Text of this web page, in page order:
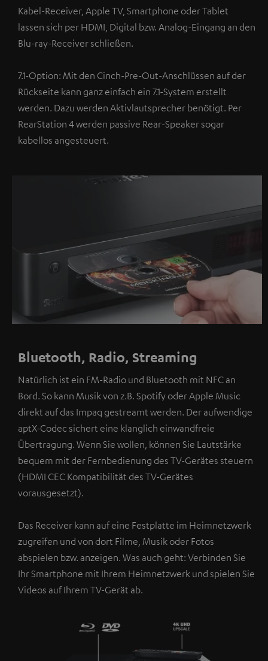
Kabel-Receiver, Apple TV, Smartphone oder Tablet
lassen sich per HDMI, Digital bzw. Analog-Eingang an den
Blu-ray-Receiver schließen.
7.1-Option: Mit den Cinch-Pre-Out-Anschlüssen auf der
Rückseite kann ganz einfach ein 7.1-System erstellt
werden. Dazu werden Aktivlautsprecher benötigt. Per
RearStation 4 werden passive Rear-Speaker sogar
kabellos angesteuert.
Bluetooth, Radio, Streaming
Natürlich ist ein FM-Radio und Bluetooth mit NFC an
Bord. So kann Musik von z.B. Spotify oder Apple Music
direkt auf das Impaq gestreamt werden. Der aufwendige
aptX-Codec sichert eine klanglich einwandfreie
Übertragung. Wenn Sie wollen, können Sie Lautstärke
bequem mit der Fernbedienung des TV-Gerätes steuern
(HDMI CEC Kompatibilität des TV-Gerätes
vorausgesetzt).
Das Receiver kann auf eine Festplatte im Heimnetzwerk
zugreifen und von dort Filme, Musik oder Fotos
abspielen bzw. anzeigen. Was auch geht: Verbinden Sie
Ihr Smartphone mit Ihrem Heimnetzwerk und spielen Sie
Videos auf Ihrem TV-Gerät ab.